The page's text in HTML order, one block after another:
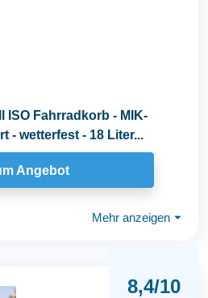
ISO Fahrradkorb - MIK-
- wetterfest - 18 Liter...
Angebot
Mehr anzeigen ⏷
8,4/10